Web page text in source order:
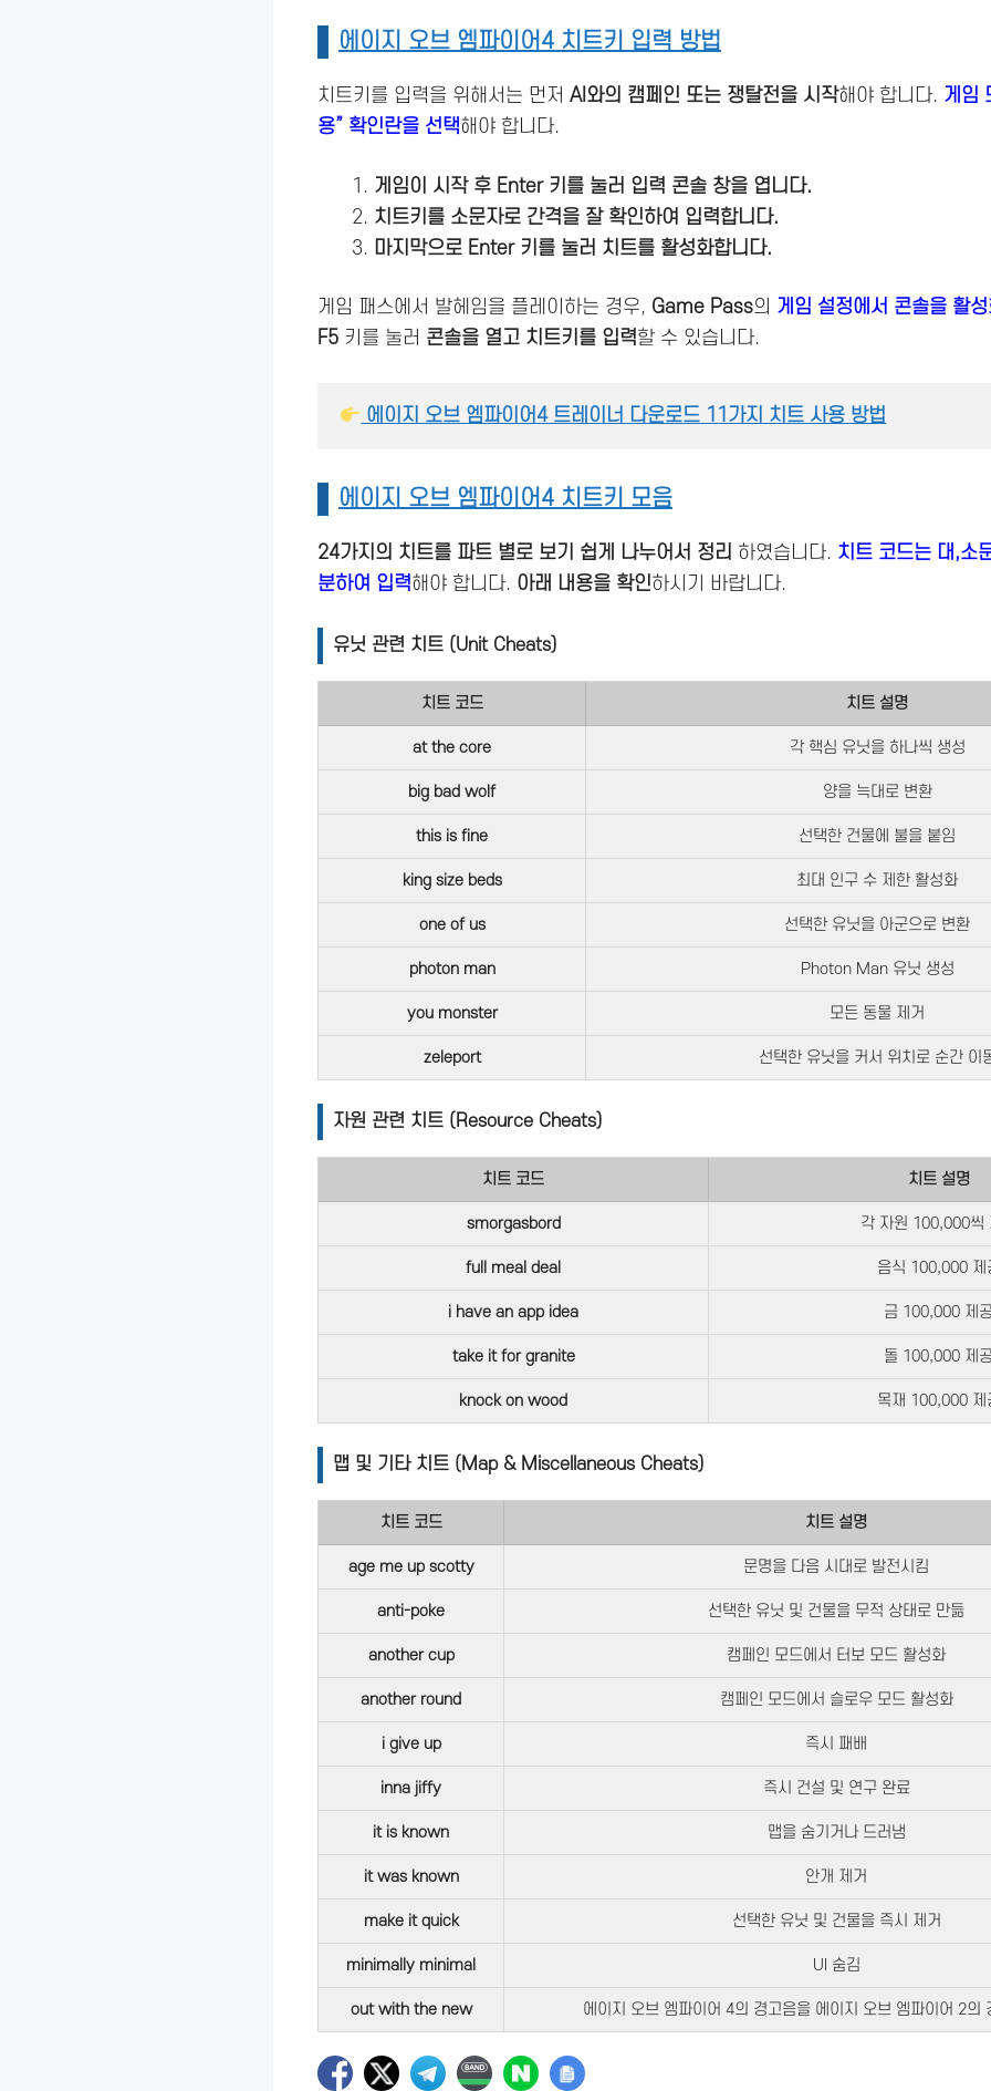
에이지 오브 엠파이어4 치트키 입력 방법
치트키를 입력을 위해서는 먼저 AI와의 캠페인 또는 쟁탈전을 시작해야 합니다. 게임
용” 확인란을 선택해야 합니다.
게임이 시작 후 Enter 키를 눌러 입력 콘솔 창을 엽니다.
치트키를 소문자로 간격을 잘 확인하여 입력합니다.
마지막으로 Enter 키를 눌러 치트를 활성화합니다.
게임 패스에서 발헤임을 플레이하는 경우, Game Pass의 게임 설정에서 콘솔을 활
F5 키를 눌러 콘솔을 열고 치트키를 입력할 수 있습니다.
에이지 오브 엠파이어4 트레이너 다운로드 11가지 치트 사용 방법
에이지 오브 엠파이어4 치트키 모음
24가지의 치트를 파트 별로 보기 쉽게 나누어서 정리 하였습니다. 치트 코드는 대,소
분하여 입력해야 합니다. 아래 내용을 확인하시기 바랍니다.
유닛 관련 치트 (Unit Cheats)
치트 코드 치트 설명
at the core 각 핵심 유닛을 하나씩 생성
big bad wolf 양을 늑대로 변환
this is fine 선택한 건물에 불을 붙임
king size beds 최대 인구 수 제한 활성화
one of us 선택한 유닛을 아군으로 변환
photon man Photon Man 유닛 생성
you monster 모든 동물 제거
zeleport 선택한 유닛을 커서 위치로 순간 이
자원 관련 치트 (Resource Cheats)
치트 코드 치트 설명
smorgasbord 각 자원 100,000씩
full meal deal 음식 100,000 제
i have an app idea 금 100,000 제
take it for granite 돌 100,000 제
knock on wood 목재 100,000 제
맵 및 기타 치트 (Map & Miscellaneous Cheats)
치트 코드 치트 설명
age me up scotty 문명을 다음 시대로 발전시킴
anti-poke 선택한 유닛 및 건물을 무적 상태로 만듦
another cup 캠페인 모드에서 터보 모드 활성화
another round 캠페인 모드에서 슬로우 모드 활성화
i give up 즉시 패배
inna jiffy 즉시 건설 및 연구 완료
it is known 맵을 숨기거나 드러냄
it was known 안개 제거
make it quick 선택한 유닛 및 건물을 즉시 제거
minimally minimal UI 숨김
out with the new 에이지 오브 엠파이어 4의 경고음을 에이지 오브 엠파이어 2의